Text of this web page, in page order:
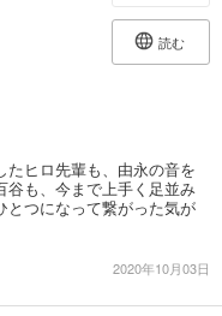
読む
たヒロ先輩も、由永の音を
谷も、今まで上手く足並み
とつになって繋がった気が
2020年10月03日